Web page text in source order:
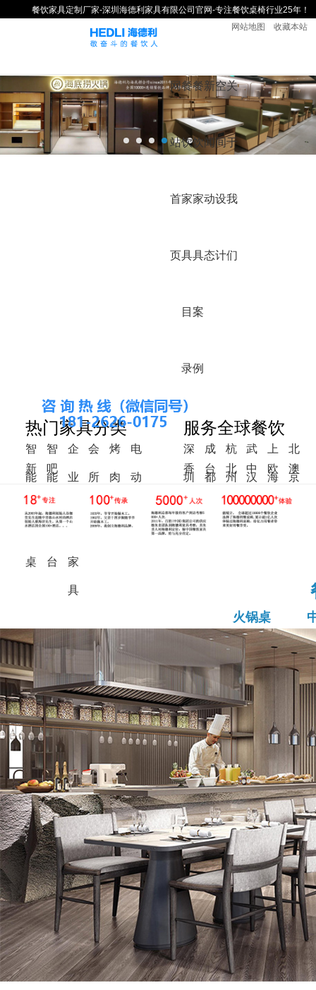
餐饮家具定制厂家-深圳海德利家具有限公司官网-专注餐饮桌椅行业25年！
收藏本站
网站地图
网
站
首
页
餐
饮
家
具
目
录
餐
饮
家
具
案
例
新
闻
动
态
空
间
设
计
关
于
我
们
热门家具分类
智
能
火
桌
智
能
调
台
企
业
家
具
会
所
家
烤
肉
桌
电
动
新
中
式
吧
椅
服务全球餐饮
深
圳
成
都
杭
州
武
汉
上
海
北
京
香
港
台 北
美
中
东
欧
洲
澳
洲
火锅桌